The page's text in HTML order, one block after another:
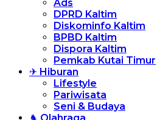
Ads
DPRD Kaltim
Diskominfo Kaltim
BPBD Kaltim
Dispora Kaltim
Pemkab Kutai Timur
✈ Hiburan
Lifestyle
Pariwisata
Seni & Budaya